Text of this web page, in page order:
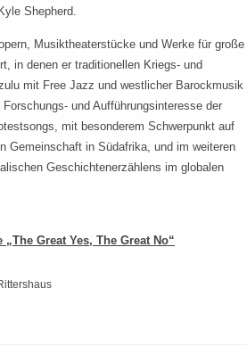
Shepherd.
Musiktheaterstücke und Werke für große
in denen er traditionellen Kriegs- und
mit Free Jazz und westlicher Barockmusik
und Aufführungsinteresse der
mit besonderem Schwerpunkt auf
Gemeinschaft in Südafrika, und im weiteren
Geschichtenerzählens im globalen
Great Yes, The Great No“